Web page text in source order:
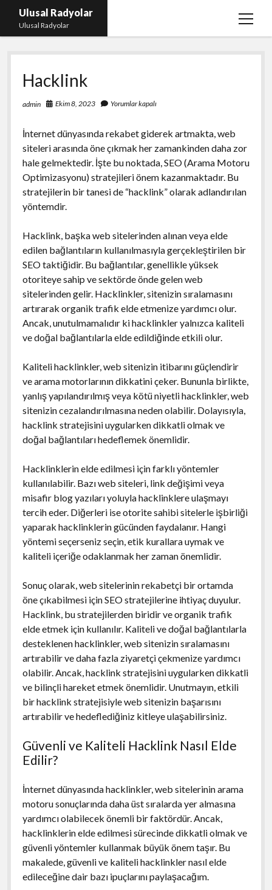
Ulusal Radyolar
Ulusal Radyolar
menüyü
Ana Başlık: Discord Instagram Botu
Instagram Beğeni Kazanma Ücretsiz
Liste
Spotify Dinlenme Atma Parasız
Hacklink
admin Ekim 8, 2023 Yorumlar kapalı
İnternet dünyasında rekabet giderek artmakta, web
siteleri arasında öne çıkmak her zamankinden daha zor
hale gelmektedir. İşte bu noktada, SEO (Arama Motoru
Optimizasyonu) stratejileri önem kazanmaktadır. Bu
stratejilerin bir tanesi de “hacklink” olarak adlandırılan
yöntemdir.
Hacklink, başka web sitelerinden alınan veya elde
edilen bağlantıların kullanılmasıyla gerçekleştirilen bir
SEO taktiğidir. Bu bağlantılar, genellikle yüksek
otoriteye sahip ve sektörde önde gelen web
sitelerinden gelir. Hacklinkler, sitenizin sıralamasını
artırarak organik trafik elde etmenize yardımcı olur.
Ancak, unutulmamalıdır ki hacklinkler yalnızca kaliteli
ve doğal bağlantılarla elde edildiğinde etkili olur.
Kaliteli hacklinkler, web sitenizin itibarını güçlendirir
ve arama motorlarının dikkatini çeker. Bununla birlikte,
yanlış yapılandırılmış veya kötü niyetli hacklinkler, web
sitenizin cezalandırılmasına neden olabilir. Dolayısıyla,
hacklink stratejisini uygularken dikkatli olmak ve
doğal bağlantıları hedeflemek önemlidir.
Hacklinklerin elde edilmesi için farklı yöntemler
kullanılabilir. Bazı web siteleri, link değişimi veya
misafir blog yazıları yoluyla hacklinklere ulaşmayı
tercih eder. Diğerleri ise otorite sahibi sitelerle işbirliği
yaparak hacklinklerin gücünden faydalanır. Hangi
yöntemi seçerseniz seçin, etik kurallara uymak ve
kaliteli içeriğe odaklanmak her zaman önemlidir.
Sonuç olarak, web sitelerinin rekabetçi bir ortamda
öne çıkabilmesi için SEO stratejilerine ihtiyaç duyulur.
Hacklink, bu stratejilerden biridir ve organik trafik
elde etmek için kullanılır. Kaliteli ve doğal bağlantılarla
desteklenen hacklinkler, web sitenizin sıralamasını
artırabilir ve daha fazla ziyaretçi çekmenize yardımcı
olabilir. Ancak, hacklink stratejisini uygularken dikkatli
ve bilinçli hareket etmek önemlidir. Unutmayın, etkili
bir hacklink stratejisiyle web sitenizin başarısını
artırabilir ve hedeflediğiniz kitleye ulaşabilirsiniz.
Güvenli ve Kaliteli Hacklink Nasıl Elde
Edilir?
İnternet dünyasında hacklinkler, web sitelerinin arama
motoru sonuçlarında daha üst sıralarda yer almasına
yardımcı olabilecek önemli bir faktördür. Ancak,
hacklinklerin elde edilmesi sürecinde dikkatli olmak ve
güvenli yöntemler kullanmak büyük önem taşır. Bu
makalede, güvenli ve kaliteli hacklinkler nasıl elde
edileceğine dair bazı ipuçlarını paylaşacağım.